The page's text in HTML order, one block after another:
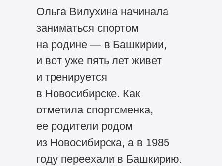
Ольга Вилухина начинала
заниматься спортом
на родине — в Башкирии,
и вот уже пять лет живет
и тренируется
в Новосибирске. Как
отметила спортсменка,
ее родители родом
из Новосибирска, а в 1985
году переехали в Башкирию.